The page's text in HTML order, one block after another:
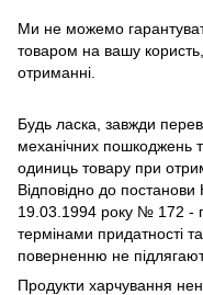
Ми не можемо
товаром на вашу
отриманні.
Будь ласка, завжди
механічних пошкоджень
одиниць товару при
Відповідно до постанови
19.03.1994 року № 172 -
термінами придатності
поверненню не
Продукти харчування